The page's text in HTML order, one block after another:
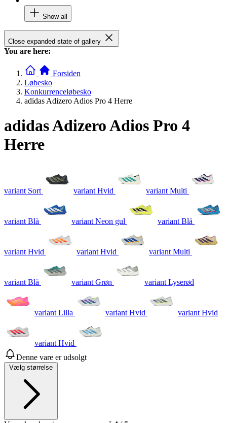
Show all
Close expanded state of gallery
You are here:
Forsiden
Løbesko
Konkurrenceløbesko
adidas Adizero Adios Pro 4 Herre
adidas Adizero Adios Pro 4
Herre
variant Sort variant Hvid variant Multi
variant Blå variant Neon gul variant Blå
variant Hvid variant Hvid variant Multi
variant Blå variant Grøn variant Lyserød
variant Lilla variant Hvid variant Hvid
variant Hvid
Denne vare er udsolgt
Vælg størrelse